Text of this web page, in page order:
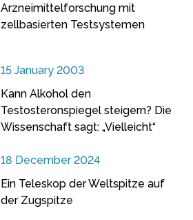
Arzneimittelforschung mit
zellbasierten Testsystemen
15 January 2003
Kann Alkohol den
Testosteronspiegel steigern? Die
Wissenschaft sagt: „Vielleicht“
18 December 2024
Ein Teleskop der Weltspitze auf
der Zugspitze